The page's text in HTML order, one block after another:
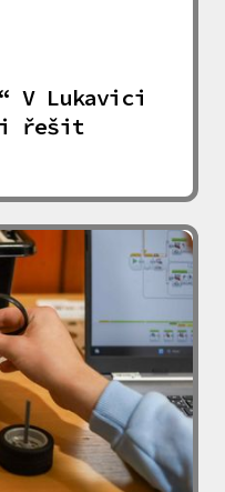
V Lukavici
i řešit